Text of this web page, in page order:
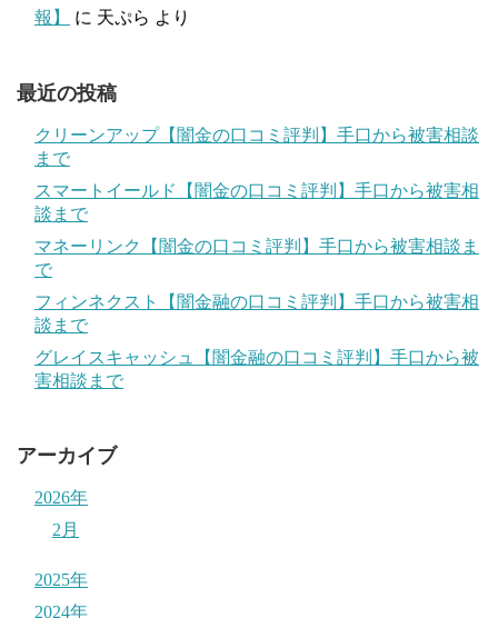
報】
に 天ぷら より
最近の投稿
クリーンアップ【闇金の口コミ評判】手口から被害相談
まで
スマートイールド【闇金の口コミ評判】手口から被害相
談まで
マネーリンク【闇金の口コミ評判】手口から被害相談ま
で
フィンネクスト【闇金融の口コミ評判】手口から被害相
談まで
グレイスキャッシュ【闇金融の口コミ評判】手口から被
害相談まで
アーカイブ
2026年
2月
2025年
2024年